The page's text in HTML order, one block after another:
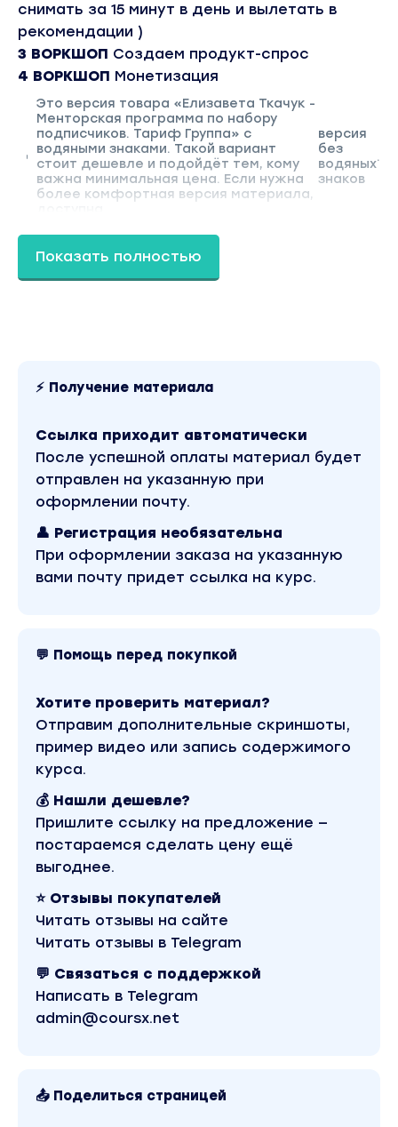
снимать за 15 минут в день и вылетать в
рекомендации )
3 ВОРКШОП Создаем продукт-спрос
4 ВОРКШОП Монетизация
Это версия товара «Елизавета Ткачук -
Менторская программа по набору
подписчиков. Тариф Группа» с
водяными знаками. Такой вариант
стоит дешевле и подойдёт тем, кому
важна минимальная цена. Если нужна
более комфортная версия материала,
версия
без
водяных
знаков
.
Показать полностью
⚡ Получение материала
Ссылка приходит автоматически
После успешной оплаты материал будет
отправлен на указанную при
оформлении почту.
👤 Регистрация необязательна
При оформлении заказа на указанную
вами почту придет ссылка на курс.
💬 Помощь перед покупкой
Хотите проверить материал?
Отправим дополнительные скриншоты,
пример видео или запись содержимого
курса.
💰 Нашли дешевле?
Пришлите ссылку на предложение —
постараемся сделать цену ещё
выгоднее.
⭐ Отзывы покупателей
Читать отзывы на сайте
Читать отзывы в Telegram
💬 Связаться с поддержкой
Написать в Telegram
admin@coursx.net
📤 Поделиться страницей